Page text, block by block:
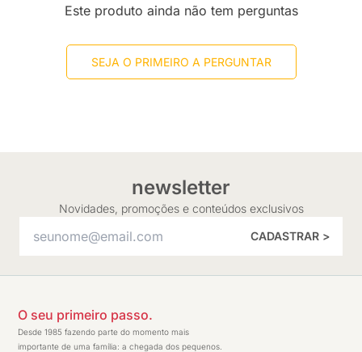
Este produto ainda não tem perguntas
SEJA O PRIMEIRO A PERGUNTAR
newsletter
Novidades, promoções e conteúdos exclusivos
CADASTRAR >
O seu primeiro passo.
Desde 1985 fazendo parte do momento mais
importante de uma família: a chegada dos pequenos.